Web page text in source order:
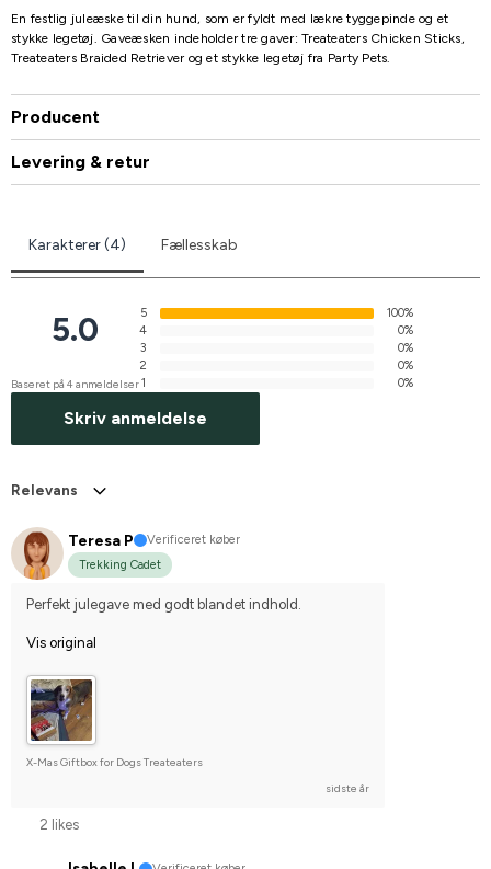
En festlig juleæske til din hund, som er fyldt med lækre tyggepinde og et
stykke legetøj. Gaveæsken indeholder tre gaver: Treateaters Chicken Sticks,
Treateaters Braided Retriever og et stykke legetøj fra Party Pets.
Producent
Levering & retur
Karakterer (4) Fællesskab
5.0
Baseret på 4 anmeldelser
5
100%
4
0%
3
0%
2
0%
1
0%
Skriv anmeldelse
Relevans
Teresa P
Verificeret køber
Trekking Cadet
Perfekt julegave med godt blandet indhold.
Vis original
X-Mas Giftbox for Dogs Treateaters
sidste år
2 likes